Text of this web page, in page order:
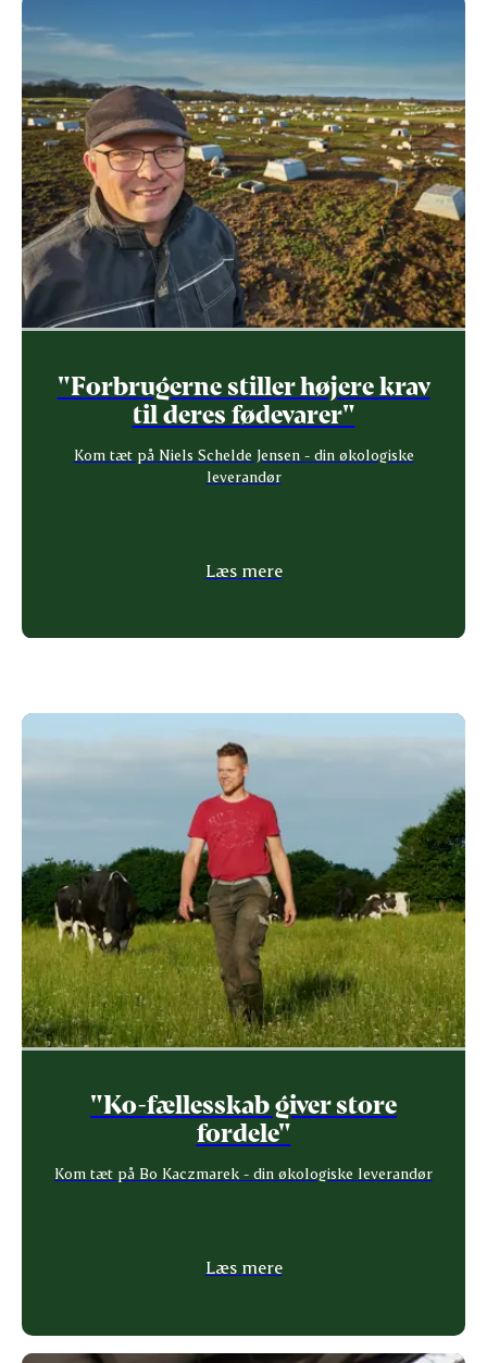
"Forbrugerne stiller højere krav
til deres fødevarer"
Kom tæt på Niels Schelde Jensen - din økologiske
leverandør
Læs mere
"Ko-fællesskab giver store
fordele"
Kom tæt på Bo Kaczmarek - din økologiske leverandør
Læs mere